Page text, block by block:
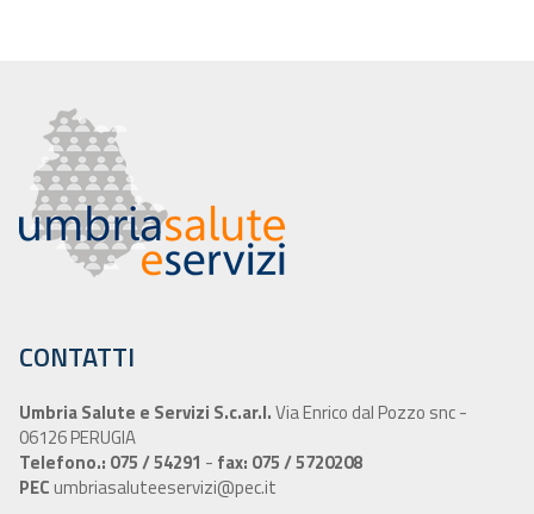
CONTATTI
Umbria Salute e Servizi S.c.ar.l.Via Enrico dal Pozzo snc -
06126 PERUGIA
Telefono.: 075 / 54291 - fax: 075 / 5720208
PECumbriasaluteeservizi@pec.it